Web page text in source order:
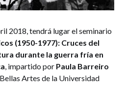
2018, tendrá lugar el seminario
(1950-1977): Cruces del
durante la guerra fría en
, impartido por Paula Barreiro
Artes de la Universidad